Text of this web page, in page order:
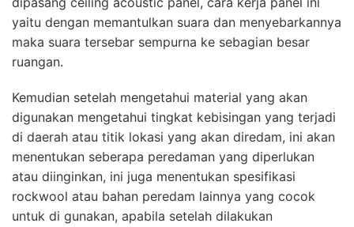
yaitu dengan memantulkan suara dan menyebarkannya
maka suara tersebar sempurna ke sebagian besar
ruangan.
Kemudian setelah mengetahui material yang akan
digunakan mengetahui tingkat kebisingan yang terjadi
di daerah atau titik lokasi yang akan diredam, ini akan
menentukan seberapa peredaman yang diperlukan
atau diinginkan, ini juga menentukan spesifikasi
rockwool atau bahan peredam lainnya yang cocok
untuk di gunakan, apabila setelah dilakukan